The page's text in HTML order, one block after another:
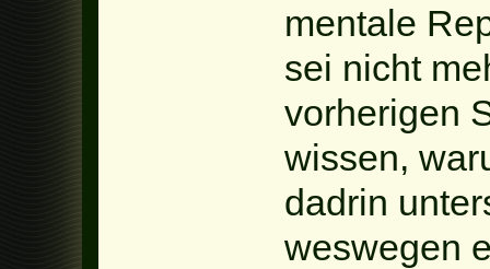
mentale
sei nicht
vorherigen
wissen,
dadrin
weswegen